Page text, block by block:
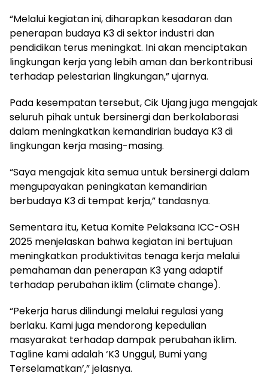
“Melalui kegiatan ini, diharapkan kesadaran dan
penerapan budaya K3 di sektor industri dan
pendidikan terus meningkat. Ini akan menciptakan
lingkungan kerja yang lebih aman dan berkontribusi
terhadap pelestarian lingkungan,” ujarnya.
Pada kesempatan tersebut, Cik Ujang juga mengajak
seluruh pihak untuk bersinergi dan berkolaborasi
dalam meningkatkan kemandirian budaya K3 di
lingkungan kerja masing-masing.
“Saya mengajak kita semua untuk bersinergi dalam
mengupayakan peningkatan kemandirian
berbudaya K3 di tempat kerja,” tandasnya.
Sementara itu, Ketua Komite Pelaksana ICC-OSH
2025 menjelaskan bahwa kegiatan ini bertujuan
meningkatkan produktivitas tenaga kerja melalui
pemahaman dan penerapan K3 yang adaptif
terhadap perubahan iklim (climate change).
“Pekerja harus dilindungi melalui regulasi yang
berlaku. Kami juga mendorong kepedulian
masyarakat terhadap dampak perubahan iklim.
Tagline kami adalah ‘K3 Unggul, Bumi yang
Terselamatkan’,” jelasnya.